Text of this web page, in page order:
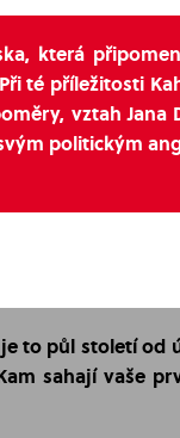
která
té příležitosti
vztah Jana
politickým
to půl století od
sahají vaše